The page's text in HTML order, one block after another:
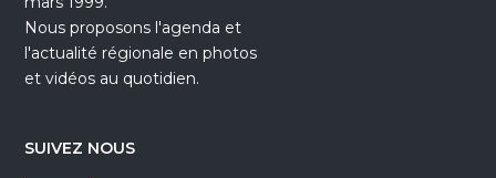
Nous proposons l'agenda et
l'actualité régionale en photos
et vidéos au quotidien.
SUIVEZ NOUS